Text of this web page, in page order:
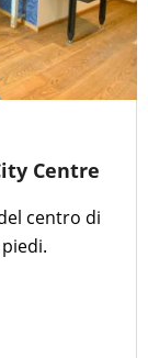
Centre
centro di